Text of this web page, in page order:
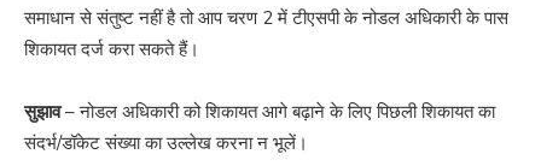
समाधान से संतुष्ट नहीं है तो आप चरण 2 में टीएसपी के नोडल अधिकारी के पास
शिकायत दर्ज करा सकते हैं।
सुझाव– नोडल अधिकारी को शिकायत आगे बढ़ाने के लिए पिछली शिकायत का
संदर्भ/डॉकेट संख्या का उल्लेख करना न भूलें।